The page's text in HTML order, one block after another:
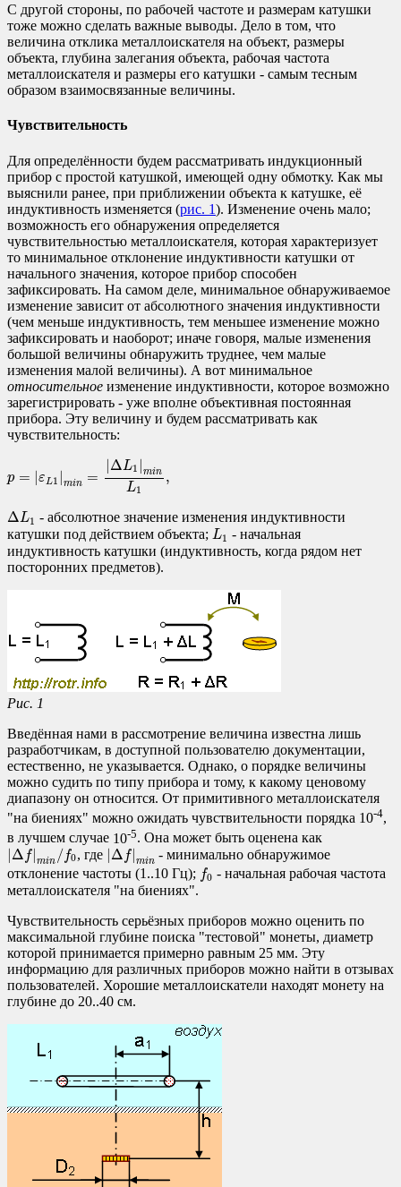
С другой стороны, по рабочей частоте и размерам катушки
тоже можно сделать важные выводы. Дело в том, что
величина отклика металлоискателя на объект, размеры
объекта, глубина залегания объекта, рабочая частота
металлоискателя и размеры его катушки - самым тесным
образом взаимосвязанные величины.
Чувствительность
Для определённости будем рассматривать индукционный
прибор с простой катушкой, имеющей одну обмотку. Как мы
выяснили ранее, при приближении объекта к катушке, её
индуктивность изменяется (рис. 1). Изменение очень мало;
возможность его обнаружения определяется
чувствительностью металлоискателя, которая характеризует
то минимальное отклонение индуктивности катушки от
начального значения, которое прибор способен
зафиксировать. На самом деле, минимальное обнаруживаемое
изменение зависит от абсолютного значения индуктивности
(чем меньше индуктивность, тем меньшее изменение можно
зафиксировать и наоборот; иначе говоря, малые изменения
большой величины обнаружить труднее, чем малые
изменения малой величины). А вот минимальное
относительное изменение индуктивности, которое возможно
зарегистрировать - уже вполне объективная постоянная
прибора. Эту величину и будем рассматривать как
чувствительность:
p = |εL1 |min =
|ΔL1 |min
L1
,
L 1| mi nL
ΔL1
Δ L1
- абсолютное значение изменения индуктивности
катушки под действием объекта; L1
L1 - начальная
индуктивность катушки (индуктивность, когда рядом нет
посторонних предметов).
Рис. 1
Введённая нами в рассмотрение величина известна лишь
разработчикам, в доступной пользователю документации,
естественно, не указывается. Однако, о порядке величины
можно судить по типу прибора и тому, к какому ценовому
диапазону он относится. От примитивного металлоискателя
"на биениях" можно ожидать чувствительности порядка 10-4,
в лучшем случае 10-5. Она может быть оценена как
|Δ f|min / f0
|Δf|min/f0 , где |Δ f|min
|Δf|m in
- минимально обнаружимое
отклонение частоты (1..10 Гц); f0
0 - начальная рабочая частота
металлоискателя "на биениях".
Чувствительность серьёзных приборов можно оценить по
максимальной глубине поиска "тестовой" монеты, диаметр
которой принимается примерно равным 25 мм. Эту
информацию для различных приборов можно найти в отзывах
пользователей. Хорошие металлоискатели находят монету на
глубине до 20..40 см.